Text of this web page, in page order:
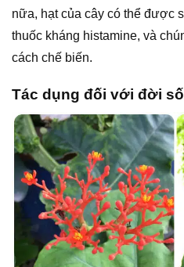
nữa, hạt của cây có thể được
thuốc kháng histamine, và
cách chế biến.
Tác dụng đối với đời